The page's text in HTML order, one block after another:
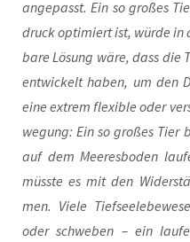
ange­passt. Ein so gro­ßes
druck opti­miert ist, wür­de in
ba­re Lösung wäre, dass die
ent­wi­ckelt haben, um den
eine extrem fle­xi­ble oder
we­gung: Ein so gro­ßes Tier
auf dem Mee­res­bo­den
müss­te es mit den
men. Vie­le
oder schwe­ben – ein